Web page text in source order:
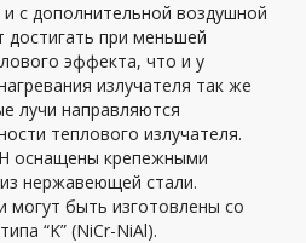
с дополнительной воздушной
при меньшей
эффекта, что и у
излучателя так же
лучи направляются
теплового излучателя.
оснащены крепежными
нержавеющей стали.
могут быть изготовлены со
“K” (NiCr-NiAl).